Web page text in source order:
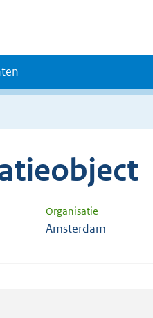
Organisatie
Amsterdam